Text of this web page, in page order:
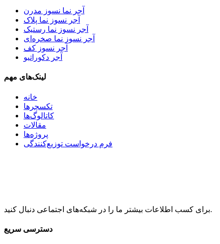
آجر نما نسوز مدرن
آجر نسوز نما پلاک
آجر نسوز نما رستیک
آجر نسوز نما صخره‌ای
آجر نسوز کف
آجر دکوراتیو
لینک‌های مهم
خانه
تکسچرها
کاتالوگ‌ها
مقالات
پروژه‌ها
فرم درخواست توزیع‌کنندگی
برای کسب اطلاعات بیشتر ما را در شبکه‌های اجتماعی دنبال کنید.
دسترسی سریع